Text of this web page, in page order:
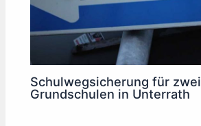
Schulwegsicherung für zwei
Grundschulen in Unterrath